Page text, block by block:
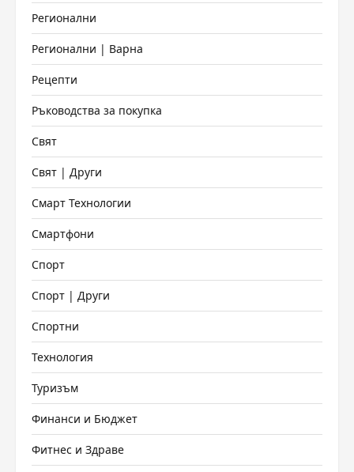
Регионални
Регионални | Варна
Рецепти
Ръководства за покупка
Свят
Свят | Други
Смарт Технологии
Смартфони
Спорт
Спорт | Други
Спортни
Технология
Туризъм
Финанси и Бюджет
Фитнес и Здраве